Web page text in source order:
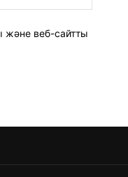
сайт:
және веб-сайтты